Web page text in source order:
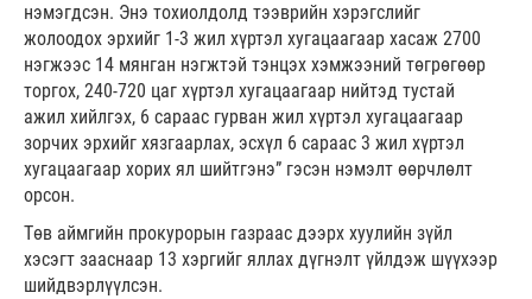
нэмэгдсэн. Энэ тохиолдолд тээврийн хэрэгслийг
жолоодох эрхийг 1-3 жил хүртэл хугацаагаар хасаж 2700
нэгжээс 14 мянган нэгжтэй тэнцэх хэмжээний төгрөгөөр
торгох, 240-720 цаг хүртэл хугацаагаар нийтэд тустай
ажил хийлгэх, 6 сараас гурван жил хүртэл хугацаагаар
зорчих эрхийг хязгаарлах, эсхүл 6 сараас 3 жил хүртэл
хугацаагаар хорих ял шийтгэнэ” гэсэн нэмэлт өөрчлөлт
орсон.
Төв аймгийн прокурорын газраас дээрх хуулийн зүйл
хэсэгт зааснаар 13 хэргийг яллах дүгнэлт үйлдэж шүүхээр
шийдвэрлүүлсэн.